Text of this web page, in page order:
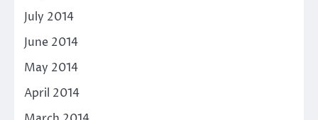
July 2014
June 2014
May 2014
April 2014